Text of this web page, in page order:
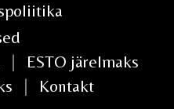
ESTO järelmaks
Kontakt